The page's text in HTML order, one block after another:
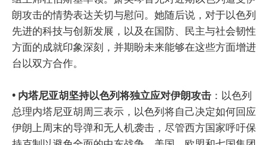
朗攻击的情势表达关切与慰问。她随后说，对于以色列
先进的科技与创新发展，以及在国防、民主与社会韧性
方面的成就印象深刻，并期盼未来能够在这些方面增进
台以双方合作。
• 内塔尼亚胡坚持以色列将独立应对伊朗攻击 ：以色列
总理内塔尼亚胡周三表示，以色列将自己决定如何回应
伊朗上周末的导弹和无人机袭击，尽管西方国家呼吁保